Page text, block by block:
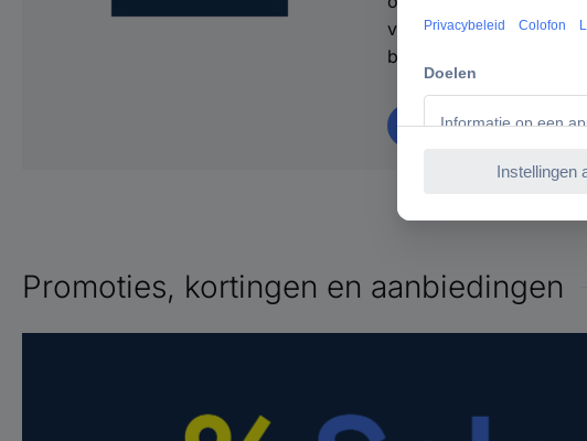
vanaf €100,- op uw
bestelling.
Aanmelden
Promoties, kortingen en aanbiedingen